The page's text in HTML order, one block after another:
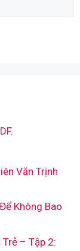
Văn Trịnh
Không Bao
– Tập 2: